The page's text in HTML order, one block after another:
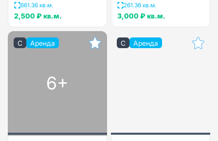
661.36 кв.м.
2,500 ₽ кв.м.
261.36 кв.м.
3,000 ₽ кв.м.
C Аренда
6+
C Аренда